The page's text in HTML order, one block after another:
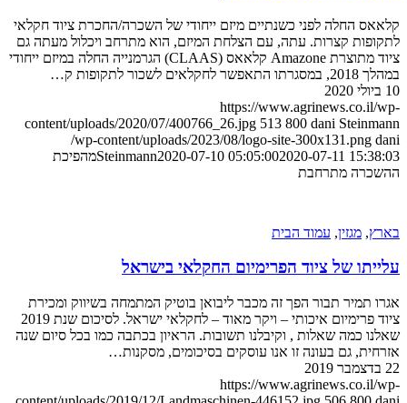
החלה לפני כשנתיים מיזם ייחודי של השכרה/החכרת ציוד חקלאי
קצרות. עתה, עם הצלחת המיזם, הוא מתרחב ויכלול מעתה גם
ציוד מתוצרת Amazone קלאאס (CLAAS) הגרמנייה החלה במיזם ייחודי
לשכור לתקופות ק…
https://
content/uploads/2020/07/400766_26.jpg 513 800 dani
/wp-content/uploads/2023/08/logo-site-300x131.png
Steinmann2020-07-10 05:05:002020-07-11
מהפיכת
מתרחבת
,מגזין,עמוד הבית
של ציוד הפרימיום החקלאי בישראל
תמיר תבור הפך זה מכבר ליבואן בוטיק המתמחה בשיווק ומכירת
ציוד פרימיום איכותי – ויקר מאוד – לחקלאי ישראל. לסיכום שנת 2019
כמה שאלות , וקיבלנו תשובות. הראיון בכתבה כמו בכל סיום שנה
גם בעונה זו אנו עוסקים בסיכומים, מסקנות…
https://